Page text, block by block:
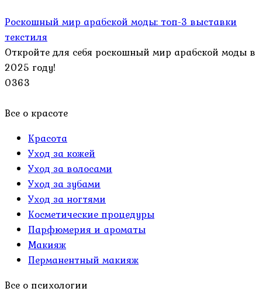
Роскошный мир арабской моды: топ-3 выставки
текстиля
Откройте для себя роскошный мир арабской моды в
2025 году!
0363
Все о красоте
Красота
Уход за кожей
Уход за волосами
Уход за зубами
Уход за ногтями
Косметические процедуры
Парфюмерия и ароматы
Макияж
Перманентный макияж
Все о психологии